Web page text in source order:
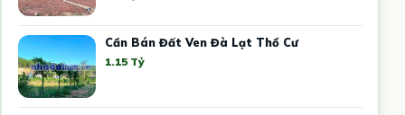
Cần Bán Đất Ven Đà Lạt Thổ Cư
1.15 Tỷ